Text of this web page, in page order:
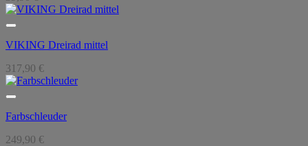
VIKING Dreirad mittel
317,90 €
Farbschleuder
249,90 €